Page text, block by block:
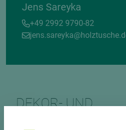
Jens Sareyka
+49 2992 9790-82
DEKOR- UND